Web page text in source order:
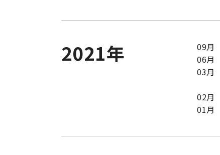
2021年 09月
06月
03月
02月
01月